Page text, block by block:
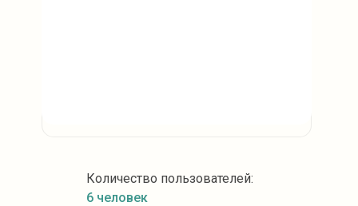
Количество пользователей:
6 человек